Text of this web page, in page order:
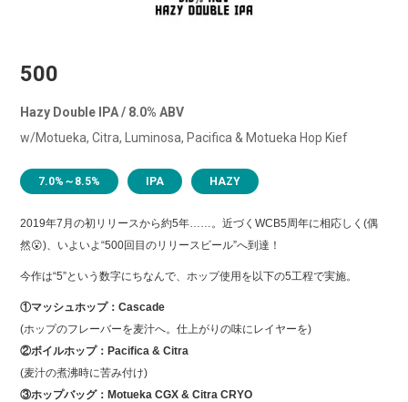
500
Hazy Double IPA / 8.0% ABV
w/Motueka, Citra, Luminosa, Pacifica & Motueka Hop Kief
7.0%～8.5% IPA HAZY
2019年7月の初リリースから約5年……。近づくWCB5周年に相応しく(偶
然😮)、いよいよ“500回目のリリースビール”へ到達！
今作は“5”という数字にちなんで、ホップ使用を以下の5工程で実施。
①マッシュホップ：Cascade
(ホップのフレーバーを麦汁へ。仕上がりの味にレイヤーを)
②ボイルホップ：Pacifica & Citra
(麦汁の煮沸時に苦み付け)
③ホップバッグ：Motueka CGX & Citra CRYO